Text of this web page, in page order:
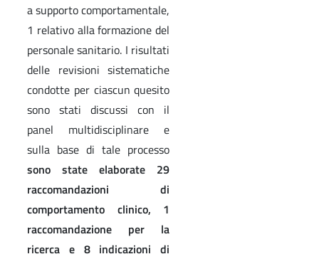
a supporto comportamentale,
1 relativo alla formazione del
personale sanitario. I risultati
delle revisioni sistematiche
condotte per ciascun quesito
sono stati discussi con il
panel multidisciplinare e
sulla base di tale processo
sono state elaborate 29
raccomandazioni di
comportamento clinico, 1
raccomandazione per la
ricerca e 8 indicazioni di